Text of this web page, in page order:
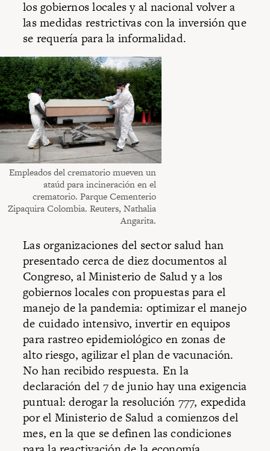
los gobiernos locales y al nacional volver a
las medidas restrictivas con la inversión que
se requería para la informalidad.
Empleados del crematorio mueven un
ataúd para incineración en el
crematorio. Parque Cementerio
Zipaquira Colombia. Reuters, Nathalia
Angarita.
Las organizaciones del sector salud han
presentado cerca de diez documentos al
Congreso, al Ministerio de Salud y a los
gobiernos locales con propuestas para el
manejo de la pandemia: optimizar el manejo
de cuidado intensivo, invertir en equipos
para rastreo epidemiológico en zonas de
alto riesgo, agilizar el plan de vacunación.
No han recibido respuesta. En la
declaración del 7 de junio hay una exigencia
puntual: derogar la resolución 777, expedida
por el Ministerio de Salud a comienzos del
mes, en la que se definen las condiciones